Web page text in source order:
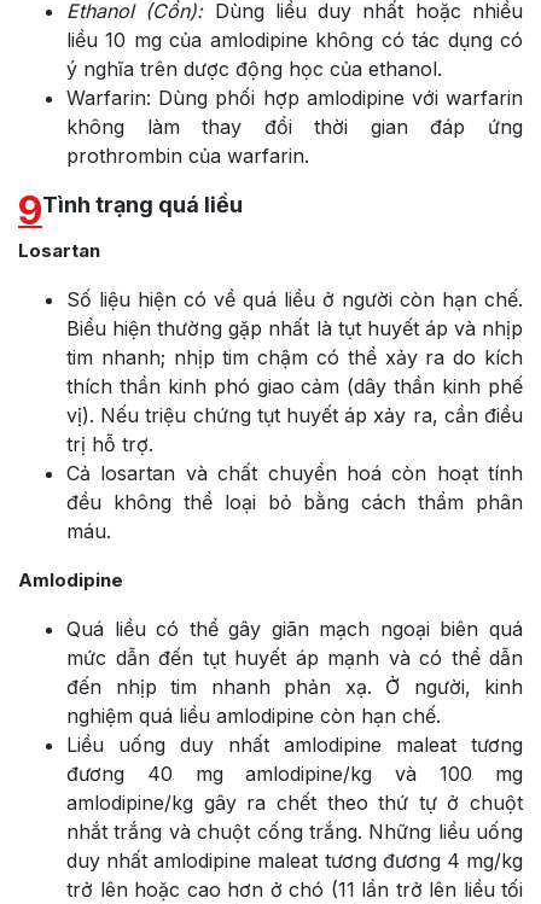
Ethanol (Cồn): Dùng liều duy nhất hoặc nhiều
liều 10 mg của amlodipine không có tác dụng có
ý nghĩa trên dược động học của ethanol.
Warfarin: Dùng phối hợp amlodipine với warfarin
không làm thay đổi thời gian đáp ứng
prothrombin của warfarin.
9Tình trạng quá liều
Losartan
Số liệu hiện có về quá liều ở người còn hạn chế.
Biểu hiện thường gặp nhất là tụt huyết áp và nhịp
tim nhanh; nhịp tim chậm có thể xảy ra do kích
thích thần kinh phó giao cảm (dây thần kinh phế
vị). Nếu triệu chứng tụt huyết áp xảy ra, cần điều
trị hỗ trợ.
Cả losartan và chất chuyển hoá còn hoạt tính
đều không thể loại bỏ bằng cách thẩm phân
máu.
Amlodipine
Quá liều có thể gây giãn mạch ngoại biên quá
mức dẫn đến tụt huyết áp mạnh và có thể dẫn
đến nhịp tim nhanh phản xạ. Ở người, kinh
nghiệm quá liều amlodipine còn hạn chế.
Liều uống duy nhất amlodipine maleat tương
đương 40 mg amlodipine/kg và 100 mg
amlodipine/kg gây ra chết theo thứ tự ở chuột
nhắt trắng và chuột cống trắng. Những liều uống
duy nhất amlodipine maleat tương đương 4 mg/kg
trở lên hoặc cao hơn ở chó (11 lần trở lên liều tối